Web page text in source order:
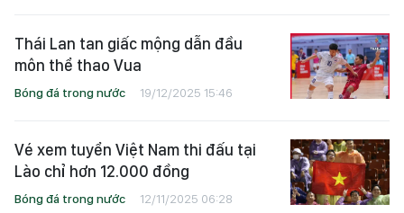
Thái Lan tan giấc mộng dẫn đầu
môn thể thao Vua
Bóng đá trong nước 19/12/2025 15:46
Vé xem tuyển Việt Nam thi đấu tại
Lào chỉ hơn 12.000 đồng
Bóng đá trong nước 12/11/2025 06:28